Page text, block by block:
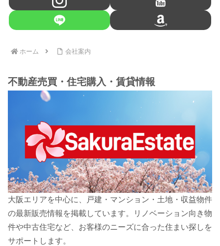
ホーム 会社案内
不動産売買・住宅購入・賃貸情報
大阪エリアを中心に、戸建・マンション・土地・収益物件
の最新販売情報を掲載しています。リノベーション向き物
件や中古住宅など、お客様のニーズに合った住まい探しを
サポートします。